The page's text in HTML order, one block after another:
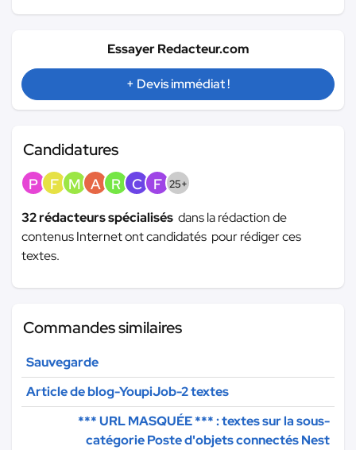
Essayer Redacteur.com
+ Devis immédiat !
Candidatures
P F M A R C F 25+
32 rédacteurs spécialisés dans la rédaction de
contenus Internet ont candidatés pour rédiger ces
textes.
Commandes similaires
Sauvegarde
Article de blog-YoupiJob-2 textes
*** URL MASQUÉE ***: textes sur la sous-
catégorie Poste d'objets connectés Nest